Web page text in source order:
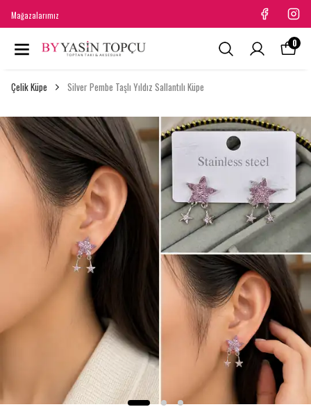
Mağazalarımız
0
Çelik Küpe Silver Pembe Taşlı Yıldız Sallantılı Küpe